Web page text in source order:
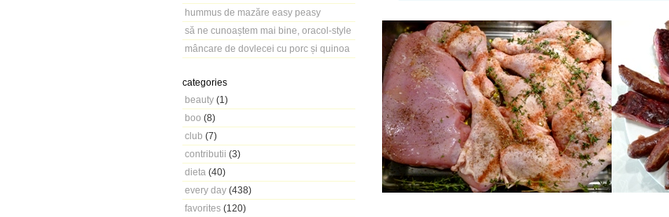
hummus de mazăre easy peasy
să ne cunoaștem mai bine, oracol-style
mâncare de dovlecei cu porc și quinoa
categories
beauty (1)
boo (8)
club (7)
contributii (3)
dieta (40)
every day (438)
favorites (120)